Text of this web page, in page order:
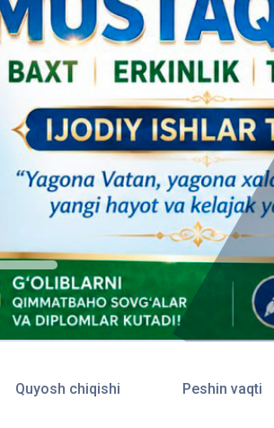
Quyosh chiqishi Peshin vaqti